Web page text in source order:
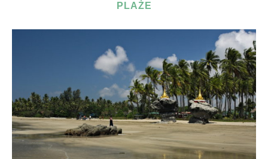
PLAŻE